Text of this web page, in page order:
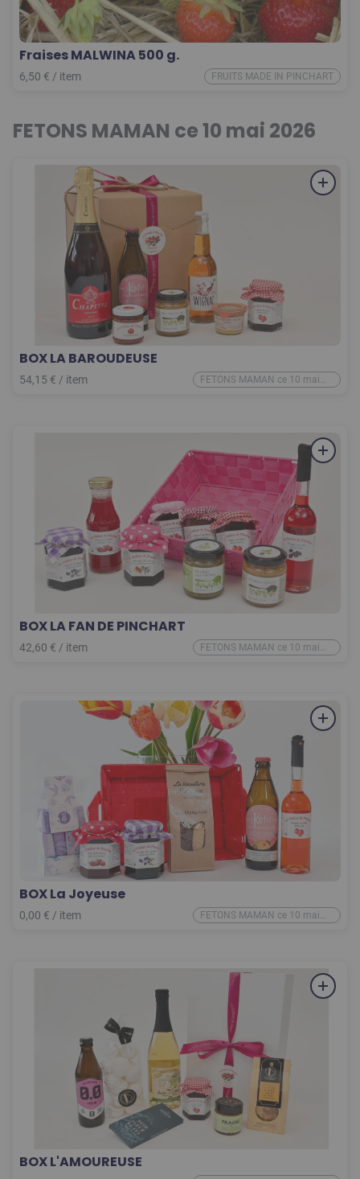
Fraises MALWINA 500 g.
6,50 € / item FRUITS MADE IN PINCHART
FETONS MAMAN ce 10 mai 2026
BOX LA BAROUDEUSE
54,15 € / item
FETONS MAMAN ce 10 mai
2026
BOX LA FAN DE PINCHART
42,60 € / item
FETONS MAMAN ce 10 mai
2026
BOX La Joyeuse
0,00 € / item
FETONS MAMAN ce 10 mai
2026
BOX L'AMOUREUSE